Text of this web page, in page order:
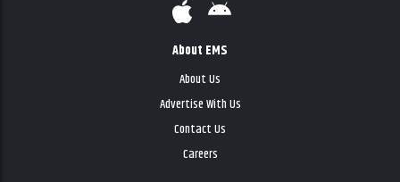
About EMS
About Us
Advertise With Us
Contact Us
Careers